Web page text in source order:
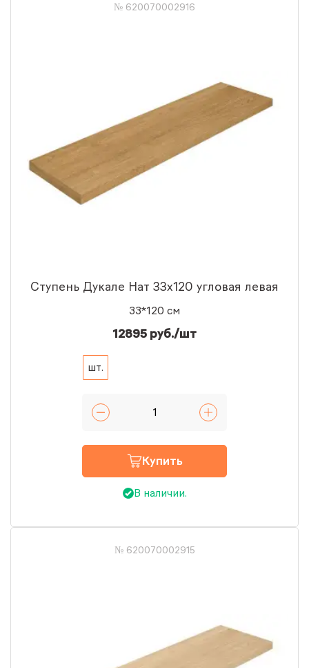
№ 620070002916
Ступень Дукале Нат 33x120 угловая левая
33*120 см
12895 руб./шт
шт.
Купить
В наличии.
№ 620070002915